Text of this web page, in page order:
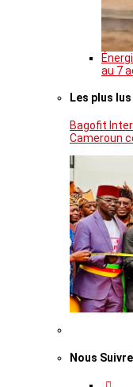
au 7
Les plus lus
Bagofit
Cameroun
Nous Suivre